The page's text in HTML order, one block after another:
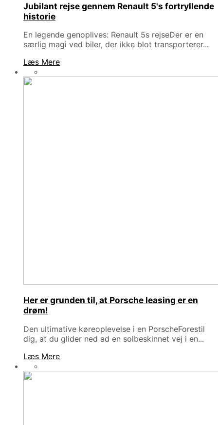
Jubilant rejse gennem Renault 5's fortryllende
historie
En legende genoplives: Renault 5s rejseDer er en
særlig magi ved biler, der ikke blot transporterer...
Læs Mere
Her er grunden til, at Porsche leasing er en
drøm!
Den ultimative køreoplevelse i en PorscheForestil
dig, at du glider ned ad en solbeskinnet vej i en...
Læs Mere